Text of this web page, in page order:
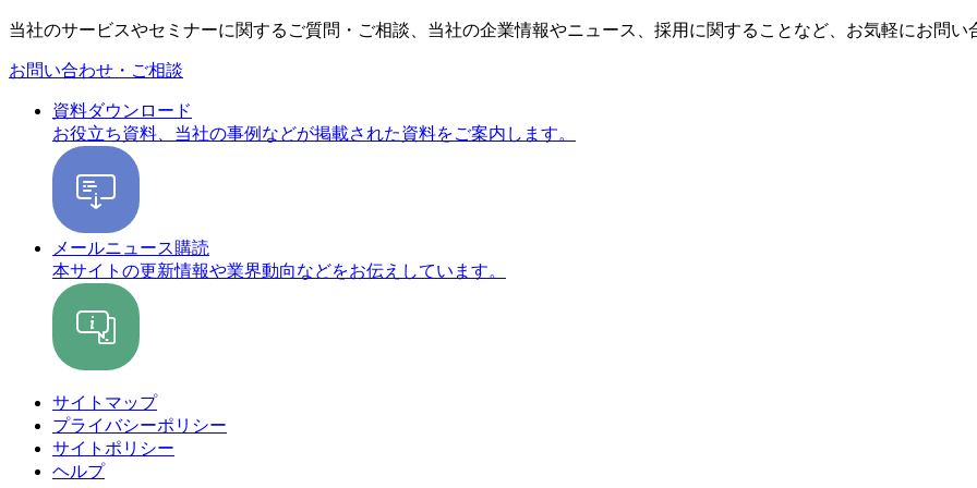
当社のサービスやセミナーに関するご質問・ご相談、当社の企業情報やニュース、採用に関することなど、お気軽にお問い
お問い合わせ・ご相談
資料ダウンロード
お役立ち資料、当社の事例などが掲載された資料をご案内します。
メールニュース購読
本サイトの更新情報や業界動向などをお伝えしています。
サイトマップ
プライバシーポリシー
サイトポリシー
ヘルプ